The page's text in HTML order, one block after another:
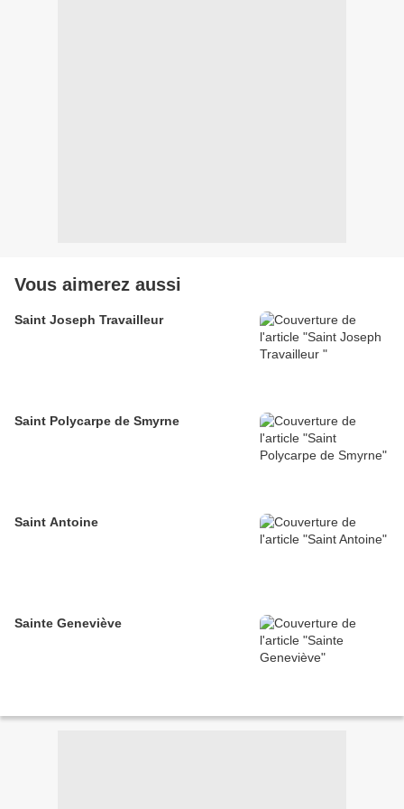
Vous aimerez aussi
Saint Joseph Travailleur
Saint Polycarpe de Smyrne
Saint Antoine
Sainte Geneviève